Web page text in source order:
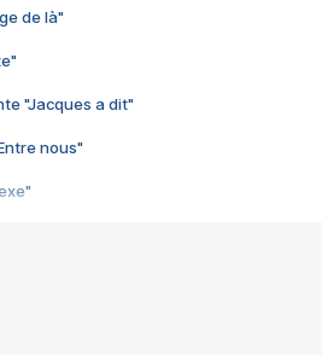
de là"
"Jacques a dit"
nous"